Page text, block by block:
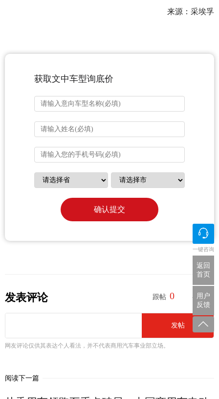
来源：采埃孚
获取文中车型询底价
确认提交
发表评论 跟帖 0 参与 0
发帖
网友评论仅供其表达个人看法，并不代表商用汽车事业部立场。
阅读下一篇
一键咨询
返回
首页
用户
反馈